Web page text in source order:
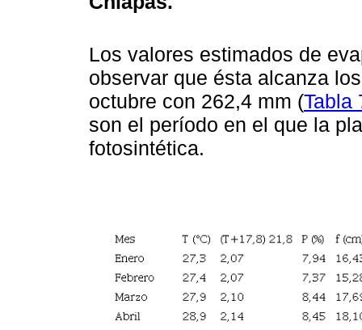
Los valores estimados de
observar que ésta alcanza
octubre con 262,4 mm (Tabla
son el período en el que la
fotosintética.